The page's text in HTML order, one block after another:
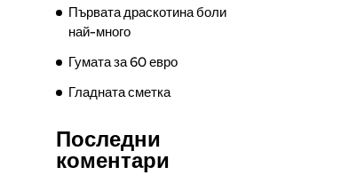
Първата драскотина боли
най-много
Гумата за 60 евро
Гладната сметка
Последни
коментари